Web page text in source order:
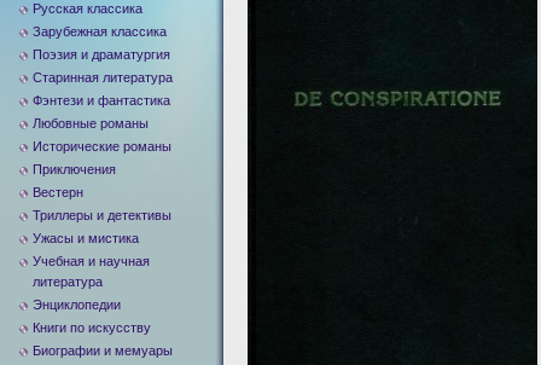
Русская классика
Зарубежная классика
Поэзия и драматургия
Старинная литература
Фэнтези и фантастика
Любовные романы
Исторические романы
Приключения
Вестерн
Триллеры и детективы
Ужасы и мистика
Учебная и научная
литература
Энциклопедии
Книги по искусству
Биографии и мемуары